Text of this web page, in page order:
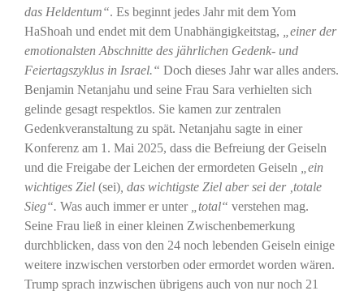
das Heldentum“. Es beginnt jedes Jahr mit dem Yom
HaShoah und endet mit dem Unabhängigkeitstag,
„einer der
emotionalsten Abschnitte des jährlichen Gedenk- und
Feiertagszyklus in Israel.“ Doch dieses Jahr war alles anders.
Benjamin Netanjahu und seine Frau Sara verhielten sich
gelinde gesagt respektlos. Sie kamen zur zentralen
Gedenkveranstaltung zu spät. Netanjahu sagte in einer
Konferenz am 1. Mai 2025, dass die Befreiung der Geiseln
und die Freigabe der Leichen der ermordeten Geiseln
„ein
wichtiges Ziel (sei), das wichtigste Ziel aber sei der ‚totale
Sieg“. Was auch immer er unter „total“ verstehen mag.
Seine Frau ließ in einer kleinen Zwischenbemerkung
durchblicken, dass von den 24 noch lebenden Geiseln einige
weitere inzwischen verstorben oder ermordet worden wären.
Trump sprach inzwischen übrigens auch von nur noch 21